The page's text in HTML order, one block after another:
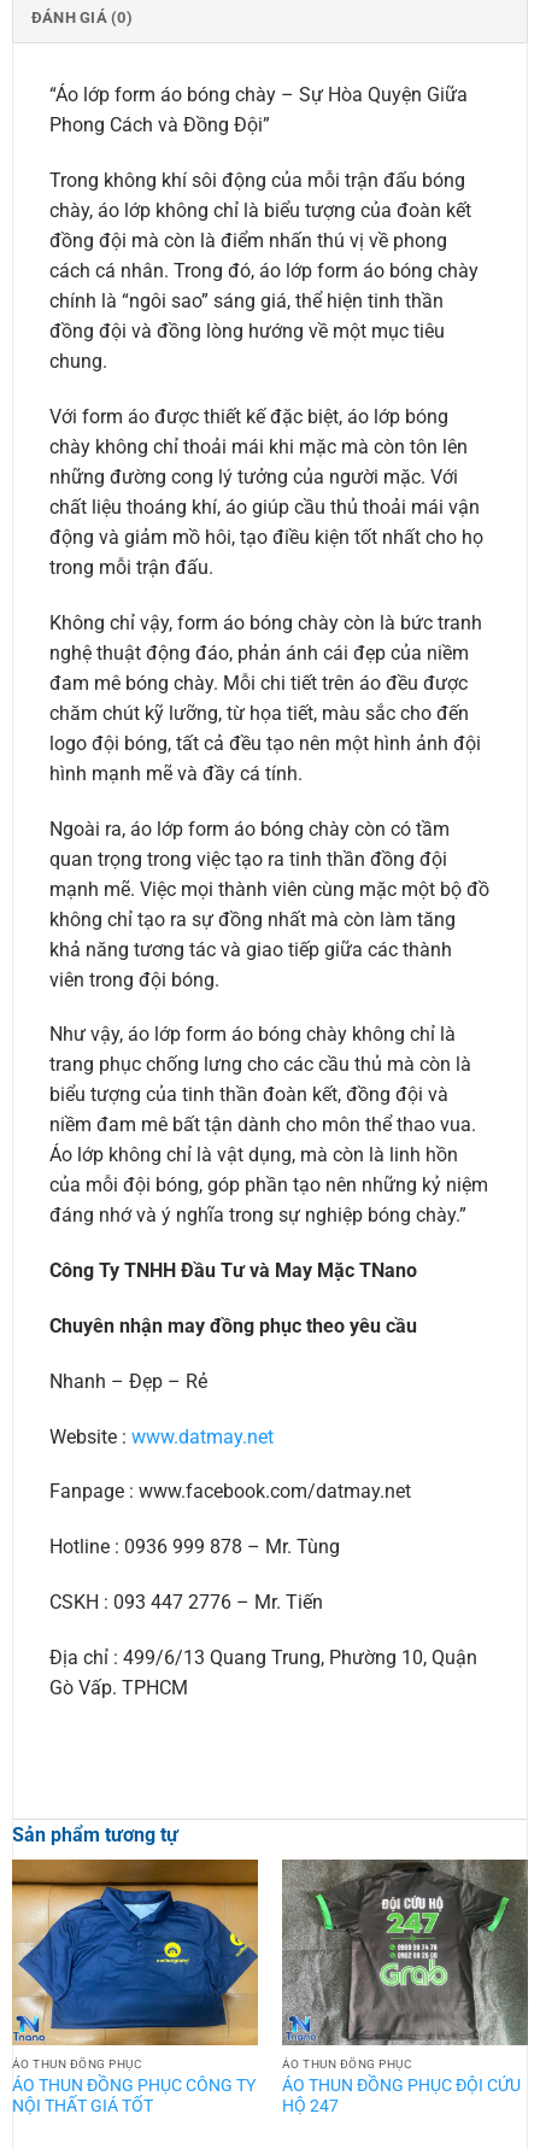
ĐÁNH GIÁ (0)
“Áo lớp form áo bóng chày – Sự Hòa Quyện Giữa
Phong Cách và Đồng Đội”
Trong không khí sôi động của mỗi trận đấu bóng
chày, áo lớp không chỉ là biểu tượng của đoàn kết
đồng đội mà còn là điểm nhấn thú vị về phong
cách cá nhân. Trong đó, áo lớp form áo bóng chày
chính là “ngôi sao” sáng giá, thể hiện tinh thần
đồng đội và đồng lòng hướng về một mục tiêu
chung.
Với form áo được thiết kế đặc biệt, áo lớp bóng
chày không chỉ thoải mái khi mặc mà còn tôn lên
những đường cong lý tưởng của người mặc. Với
chất liệu thoáng khí, áo giúp cầu thủ thoải mái vận
động và giảm mồ hôi, tạo điều kiện tốt nhất cho họ
trong mỗi trận đấu.
Không chỉ vậy, form áo bóng chày còn là bức tranh
nghệ thuật động đáo, phản ánh cái đẹp của niềm
đam mê bóng chày. Mỗi chi tiết trên áo đều được
chăm chút kỹ lưỡng, từ họa tiết, màu sắc cho đến
logo đội bóng, tất cả đều tạo nên một hình ảnh đội
hình mạnh mẽ và đầy cá tính.
Ngoài ra, áo lớp form áo bóng chày còn có tầm
quan trọng trong việc tạo ra tinh thần đồng đội
mạnh mẽ. Việc mọi thành viên cùng mặc một bộ đồ
không chỉ tạo ra sự đồng nhất mà còn làm tăng
khả năng tương tác và giao tiếp giữa các thành
viên trong đội bóng.
Như vậy, áo lớp form áo bóng chày không chỉ là
trang phục chống lưng cho các cầu thủ mà còn là
biểu tượng của tinh thần đoàn kết, đồng đội và
niềm đam mê bất tận dành cho môn thể thao vua.
Áo lớp không chỉ là vật dụng, mà còn là linh hồn
của mỗi đội bóng, góp phần tạo nên những kỷ niệm
đáng nhớ và ý nghĩa trong sự nghiệp bóng chày.”
Công Ty TNHH Đầu Tư và May Mặc TNano
Chuyên nhận may đồng phục theo yêu cầu
Nhanh – Đẹp – Rẻ
Website : www.datmay.net
Fanpage : www.facebook.com/datmay.net
Hotline : 0936 999 878 – Mr. Tùng
CSKH : 093 447 2776 – Mr. Tiến
Địa chỉ : 499/6/13 Quang Trung, Phường 10, Quận
Gò Vấp. TPHCM
Sản phẩm tương tự
ÁO THUN ĐỒNG PHỤC
ÁO THUN ĐỒNG PHỤC CÔNG TY
NỘI THẤT GIÁ TỐT
ÁO THUN ĐỒNG PHỤC
ÁO THUN ĐỒNG PHỤC ĐỘI CỨU
HỘ 247